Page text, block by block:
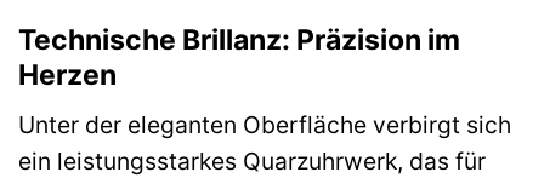
Technische Brillanz: Präzision im
Herzen
Unter der eleganten Oberfläche verbirgt sich
ein leistungsstarkes Quarzuhrwerk, das für